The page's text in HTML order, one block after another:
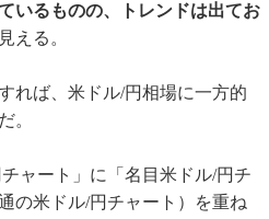
ているものの、トレンドは出てお
える。
れば、米ドル/円相場に一方的
。
ャート」に「名目米ドル/円チ
の米ドル/円チャート）を重ね